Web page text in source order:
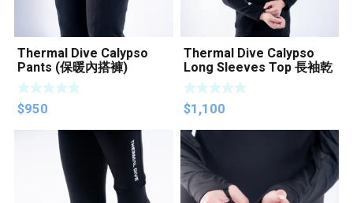
Thermal Dive Calypso
Pants (保暖內搭褲)
$950
Thermal Dive Calypso
Long Sleeves Top 長袖乾
衣底層保暖衣
$1,100